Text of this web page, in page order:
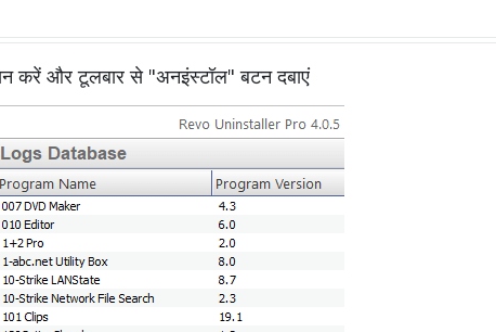
करें और टूलबार से "अनइंस्टॉल" बटन दबाएं